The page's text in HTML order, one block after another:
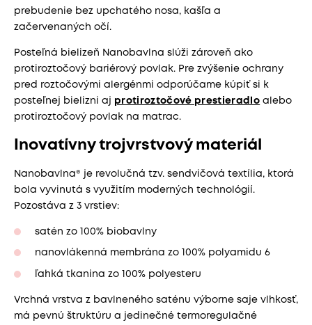
prebudenie bez upchatého nosa, kašľa a
začervenaných očí.
Posteľná bielizeň Nanobavlna slúži zároveň ako
protiroztočový bariérový povlak. Pre zvýšenie ochrany
pred roztočovými alergénmi odporúčame kúpiť si k
posteľnej bielizni aj protiroztočové prestieradlo alebo
protiroztočový povlak na matrac.
Inovatívny trojvrstvový materiál
Nanobavlna® je revolučná tzv. sendvičová textília, ktorá
bola vyvinutá s využitím moderných technológií.
Pozostáva z 3 vrstiev:
satén zo 100% biobavlny
nanovlákenná membrána zo 100% polyamidu 6
ľahká tkanina zo 100% polyesteru
Vrchná vrstva z bavlneného saténu výborne saje vlhkosť,
má pevnú štruktúru a jedinečné termoregulačné